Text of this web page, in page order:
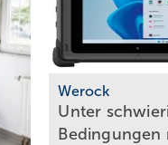
Werock
Unter